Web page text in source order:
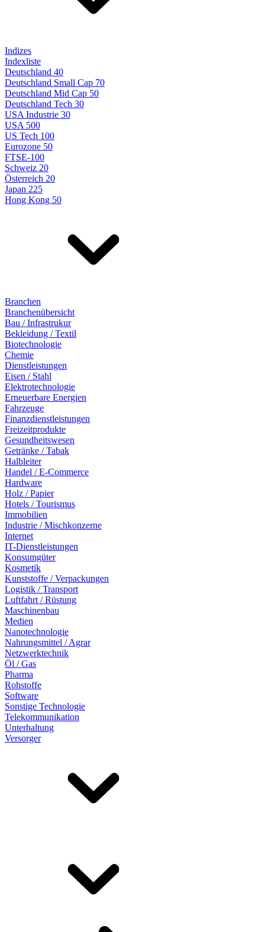
Indizes
Indexliste
Deutschland 40
Deutschland Small Cap 70
Deutschland Mid Cap 50
Deutschland Tech 30
USA Industrie 30
USA 500
US Tech 100
Eurozone 50
FTSE-100
Schweiz 20
Österreich 20
Japan 225
Hong Kong 50
Branchen
Branchenübersicht
Bau / Infrastrukur
Bekleidung / Textil
Biotechnologie
Chemie
Dienstleistungen
Eisen / Stahl
Elektrotechnologie
Erneuerbare Energien
Fahrzeuge
Finanzdienstleistungen
Freizeitprodukte
Gesundheitswesen
Getränke / Tabak
Halbleiter
Handel / E-Commerce
Hardware
Holz / Papier
Hotels / Tourismus
Immobilien
Industrie / Mischkonzerne
Internet
IT-Dienstleistungen
Konsumgüter
Kosmetik
Kunststoffe / Verpackungen
Logistik / Transport
Luftfahrt / Rüstung
Maschinenbau
Medien
Nanotechnologie
Nahrungsmittel / Agrar
Netzwerktechnik
Öl / Gas
Pharma
Rohstoffe
Software
Sonstige Technologie
Telekommunikation
Unterhaltung
Versorger